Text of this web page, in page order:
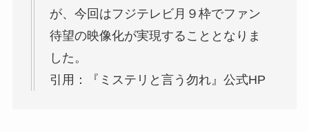
が、今回はフジテレビ月９枠でファン
待望の映像化が実現することとなりま
した。
引用：『ミステリと言う勿れ』公式HP